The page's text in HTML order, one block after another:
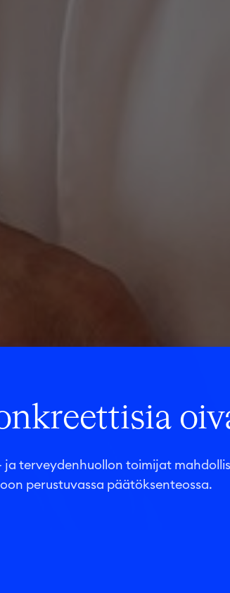
ja terveydenhuollon toimijat
perustuvassa päätöksenteossa.